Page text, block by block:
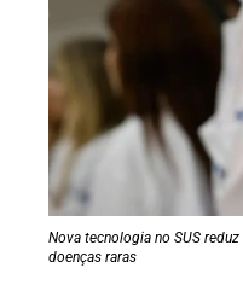
Nova tecnologia no SUS
doenças raras